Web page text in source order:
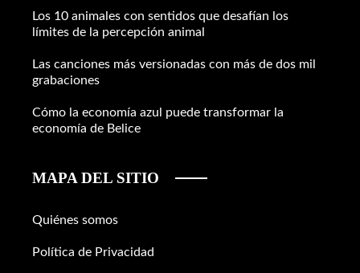
Los 10 animales con sentidos que desafían los
límites de la percepción animal
Las canciones más versionadas con más de dos mil
grabaciones
Cómo la economía azul puede transformar la
economía de Belice
MAPA DEL SITIO
Quiénes somos
Política de Privacidad